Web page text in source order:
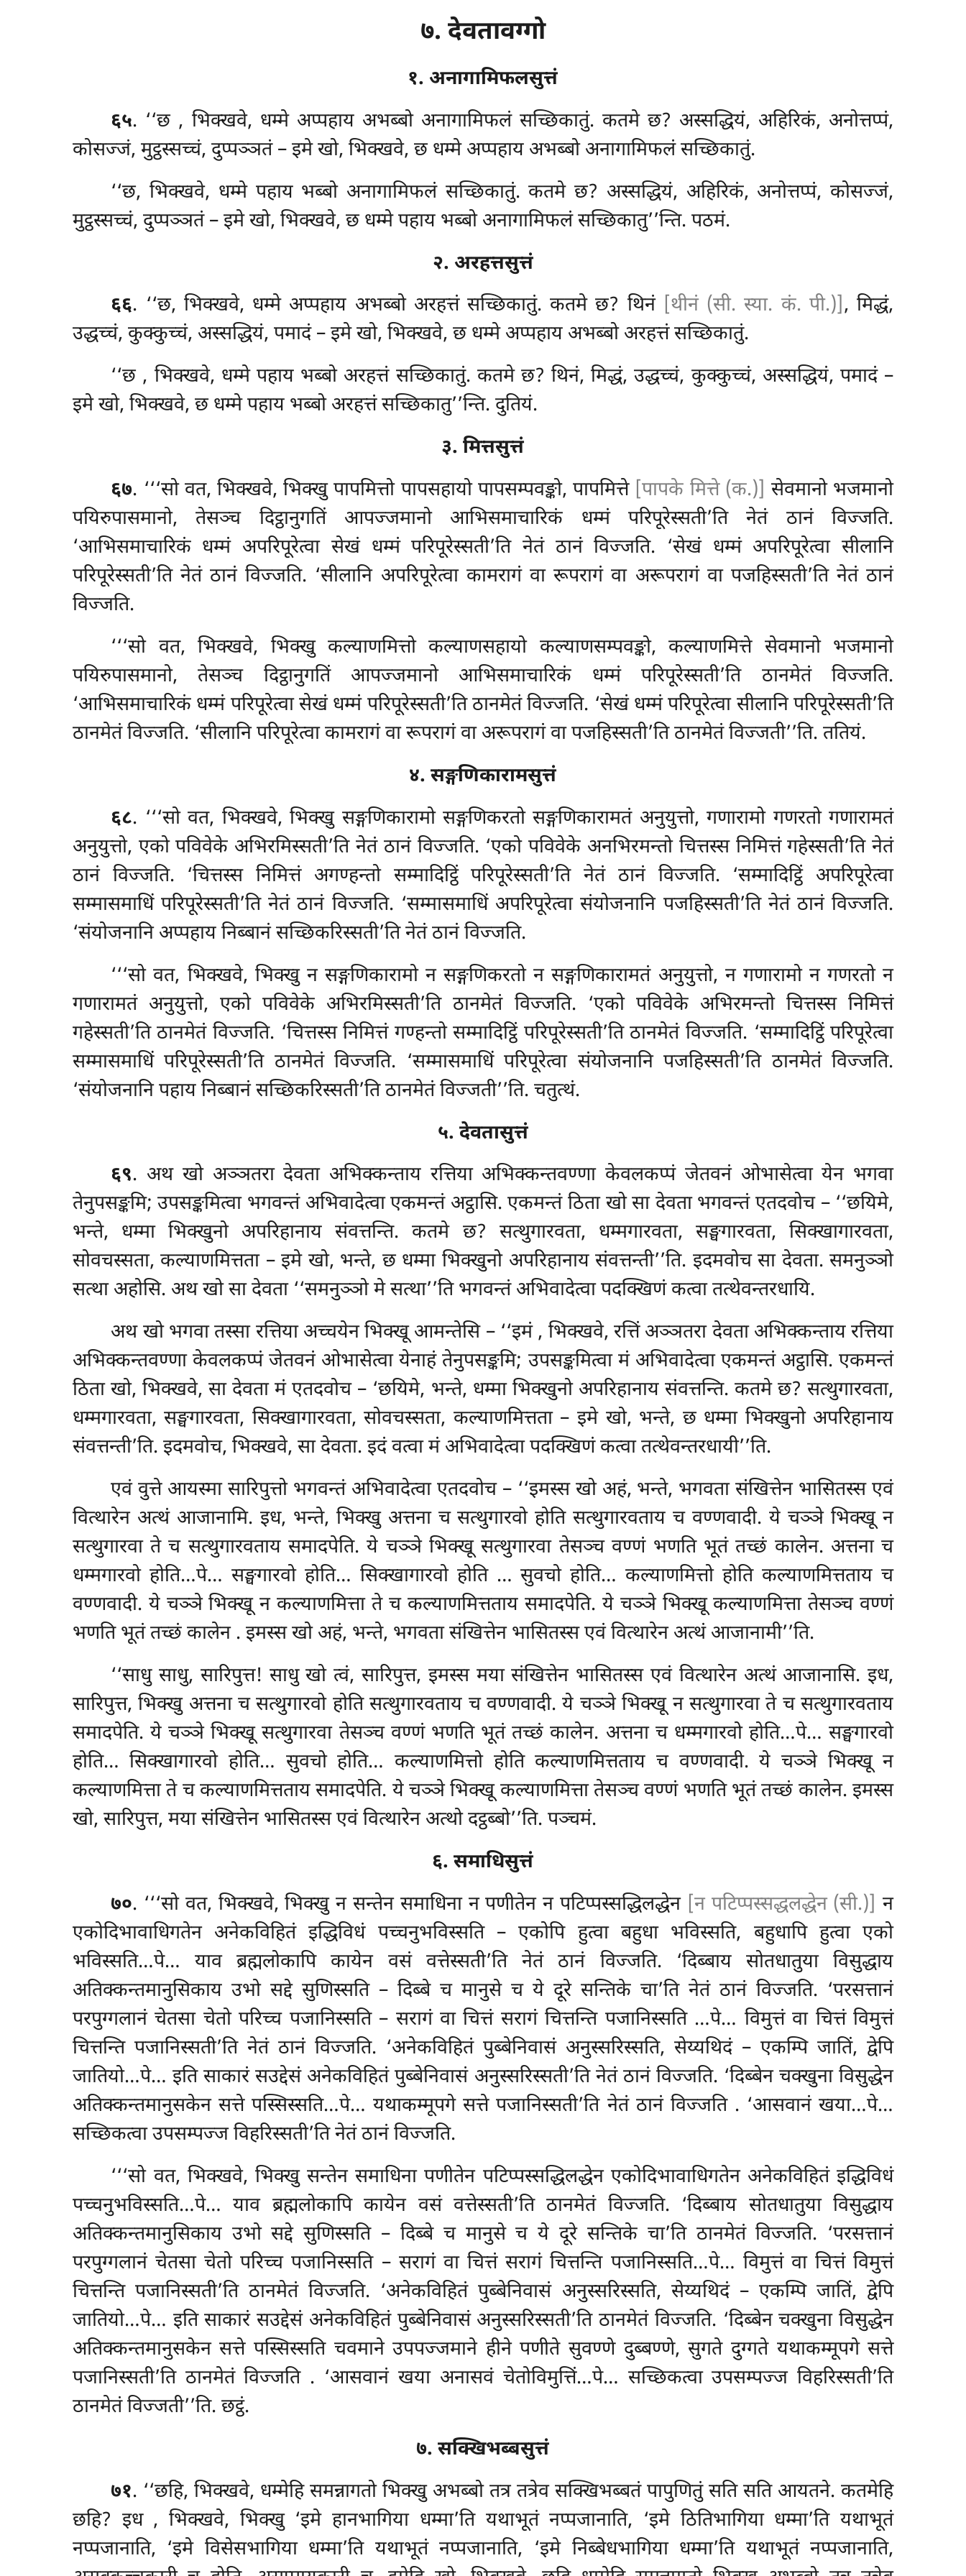
७. देवतावग्गो
१. अनागामिफलसुत्तं
६५. ‘‘छ , भिक्खवे, धम्मे अप्पहाय अभब्बो अनागामिफलं सच्छिकातुं. कतमे छ? अस्सद्धियं, अहिरिकं, अनोत्तप्पं,
कोसज्जं, मुट्ठस्सच्चं, दुप्पञ्ञतं – इमे खो, भिक्खवे, छ धम्मे अप्पहाय अभब्बो अनागामिफलं सच्छिकातुं.
‘‘छ, भिक्खवे, धम्मे पहाय भब्बो अनागामिफलं सच्छिकातुं. कतमे छ? अस्सद्धियं, अहिरिकं, अनोत्तप्पं, कोसज्जं,
मुट्ठस्सच्चं, दुप्पञ्ञतं – इमे खो, भिक्खवे, छ धम्मे पहाय भब्बो अनागामिफलं सच्छिकातु’’न्ति. पठमं.
२. अरहत्तसुत्तं
६६. ‘‘छ, भिक्खवे, धम्मे अप्पहाय अभब्बो अरहत्तं सच्छिकातुं. कतमे छ? थिनं [थीनं (सी. स्या. कं. पी.)], मिद्धं,
उद्धच्चं, कुक्कुच्चं, अस्सद्धियं, पमादं – इमे खो, भिक्खवे, छ धम्मे अप्पहाय अभब्बो अरहत्तं सच्छिकातुं.
‘‘छ , भिक्खवे, धम्मे पहाय भब्बो अरहत्तं सच्छिकातुं. कतमे छ? थिनं, मिद्धं, उद्धच्चं, कुक्कुच्चं, अस्सद्धियं, पमादं –
इमे खो, भिक्खवे, छ धम्मे पहाय भब्बो अरहत्तं सच्छिकातु’’न्ति. दुतियं.
३. मित्तसुत्तं
६७. ‘‘‘सो वत, भिक्खवे, भिक्खु पापमित्तो पापसहायो पापसम्पवङ्को, पापमित्ते [पापके मित्ते (क.)] सेवमानो भजमानो
पयिरुपासमानो, तेसञ्च दिट्ठानुगतिं आपज्जमानो आभिसमाचारिकं धम्मंपरिपूरेस्सती’ति नेतं ठानं विज्जति.
‘आभिसमाचारिकं धम्मं अपरिपूरेत्वा सेखं धम्मं परिपूरेस्सती’ति नेतं ठानं विज्जति. ‘सेखं धम्मं अपरिपूरेत्वा सीलानि
परिपूरेस्सती’ति नेतं ठानं विज्जति. ‘सीलानि अपरिपूरेत्वा कामरागं वा रूपरागं वा अरूपरागं वा पजहिस्सती’ति नेतं ठानं
विज्जति.
‘‘‘सो वत, भिक्खवे, भिक्खु कल्याणमित्तो कल्याणसहायो कल्याणसम्पवङ्को, कल्याणमित्ते सेवमानो भजमानो
पयिरुपासमानो, तेसञ्च दिट्ठानुगतिं आपज्जमानो आभिसमाचारिकं धम्मं परिपूरेस्सती’ति ठानमेतं विज्जति.
‘आभिसमाचारिकं धम्मं परिपूरेत्वा सेखं धम्मं परिपूरेस्सती’ति ठानमेतं विज्जति. ‘सेखं धम्मं परिपूरेत्वा सीलानि परिपूरेस्सती’ति
ठानमेतं विज्जति. ‘सीलानि परिपूरेत्वा कामरागं वा रूपरागं वा अरूपरागं वा पजहिस्सती’ति ठानमेतं विज्जती’’ति. ततियं.
४. सङ्गणिकारामसुत्तं
६८. ‘‘‘सो वत, भिक्खवे, भिक्खु सङ्गणिकारामो सङ्गणिकरतो सङ्गणिकारामतं अनुयुत्तो, गणारामो गणरतो गणारामतं
अनुयुत्तो, एको पविवेके अभिरमिस्सती’ति नेतं ठानं विज्जति. ‘एको पविवेके अनभिरमन्तो चित्तस्स निमित्तं गहेस्सती’ति नेतं
ठानं विज्जति. ‘चित्तस्स निमित्तं अगण्हन्तो सम्मादिट्ठिं परिपूरेस्सती’ति नेतं ठानं विज्जति. ‘सम्मादिट्ठिं अपरिपूरेत्वा
सम्मासमाधिं परिपूरेस्सती’ति नेतं ठानं विज्जति. ‘सम्मासमाधिं अपरिपूरेत्वा संयोजनानि पजहिस्सती’ति नेतं ठानं विज्जति.
‘संयोजनानि अप्पहाय निब्बानं सच्छिकरिस्सती’ति नेतं ठानं विज्जति.
‘‘‘सो वत, भिक्खवे, भिक्खु न सङ्गणिकारामो न सङ्गणिकरतो न सङ्गणिकारामतं अनुयुत्तो, न गणारामो न गणरतो न
गणारामतं अनुयुत्तो, एको पविवेके अभिरमिस्सती’ति ठानमेतं विज्जति. ‘एको पविवेके अभिरमन्तो चित्तस्स निमित्तं
गहेस्सती’ति ठानमेतं विज्जति. ‘चित्तस्स निमित्तं गण्हन्तो सम्मादिट्ठिं परिपूरेस्सती’ति ठानमेतं विज्जति. ‘सम्मादिट्ठिं परिपूरेत्वा
सम्मासमाधिं परिपूरेस्सती’ति ठानमेतं विज्जति. ‘सम्मासमाधिंपरिपूरेत्वा संयोजनानि पजहिस्सती’ति ठानमेतं विज्जति.
‘संयोजनानि पहाय निब्बानं सच्छिकरिस्सती’ति ठानमेतं विज्जती’’ति. चतुत्थं.
५. देवतासुत्तं
६९. अथ खो अञ्ञतरा देवता अभिक्कन्ताय रत्तिया अभिक्कन्तवण्णा केवलकप्पं जेतवनं ओभासेत्वा येन भगवा
तेनुपसङ्कमि; उपसङ्कमित्वा भगवन्तं अभिवादेत्वा एकमन्तं अट्ठासि. एकमन्तं ठिता खो सा देवता भगवन्तं एतदवोच – ‘‘छयिमे,
भन्ते, धम्मा भिक्खुनो अपरिहानाय संवत्तन्ति. कतमे छ? सत्थुगारवता, धम्मगारवता, सङ्घगारवता, सिक्खागारवता,
सोवचस्सता, कल्याणमित्तता – इमे खो, भन्ते, छ धम्मा भिक्खुनो अपरिहानाय संवत्तन्ती’’ति. इदमवोच सा देवता. समनुञ्ञो
सत्था अहोसि. अथ खो सा देवता ‘‘समनुञ्ञो मे सत्था’’ति भगवन्तं अभिवादेत्वा पदक्खिणं कत्वा तत्थेवन्तरधायि.
अथ खो भगवा तस्सा रत्तिया अच्चयेन भिक्खू आमन्तेसि – ‘‘इमं , भिक्खवे, रत्तिं अञ्ञतरा देवता अभिक्कन्ताय रत्तिया
अभिक्कन्तवण्णा केवलकप्पं जेतवनं ओभासेत्वा येनाहं तेनुपसङ्कमि; उपसङ्कमित्वा मं अभिवादेत्वा एकमन्तं अट्ठासि. एकमन्तं
ठिता खो, भिक्खवे, सा देवता मं एतदवोच – ‘छयिमे, भन्ते, धम्मा भिक्खुनो अपरिहानाय संवत्तन्ति. कतमे छ? सत्थुगारवता,
धम्मगारवता, सङ्घगारवता, सिक्खागारवता, सोवचस्सता, कल्याणमित्तता – इमे खो, भन्ते, छ धम्मा भिक्खुनो अपरिहानाय
संवत्तन्ती’ति. इदमवोच, भिक्खवे, सा देवता. इदं वत्वा मं अभिवादेत्वा पदक्खिणं कत्वा तत्थेवन्तरधायी’’ति.
एवं वुत्ते आयस्मा सारिपुत्तो भगवन्तं अभिवादेत्वा एतदवोच – ‘‘इमस्स खो अहं, भन्ते, भगवता संखित्तेन भासितस्स एवं
वित्थारेन अत्थं आजानामि. इध, भन्ते, भिक्खु अत्तना च सत्थुगारवो होति सत्थुगारवताय च वण्णवादी. ये चञ्ञे भिक्खू न
सत्थुगारवा ते च सत्थुगारवताय समादपेति. ये चञ्ञे भिक्खू सत्थुगारवा तेसञ्च वण्णं भणति भूतं तच्छं कालेन. अत्तना च
धम्मगारवो होति…पे… सङ्घगारवो होति… सिक्खागारवो होति … सुवचो होति… कल्याणमित्तो होति कल्याणमित्तताय च
वण्णवादी. ये चञ्ञे भिक्खू न कल्याणमित्ता ते च कल्याणमित्तताय समादपेति. ये चञ्ञे भिक्खू कल्याणमित्ता तेसञ्च वण्णं
भणति भूतं तच्छं कालेन . इमस्स खो अहं, भन्ते, भगवतासंखित्तेन भासितस्स एवं वित्थारेन अत्थं आजानामी’’ति.
‘‘साधु साधु, सारिपुत्त! साधु खो त्वं, सारिपुत्त, इमस्स मया संखित्तेन भासितस्स एवं वित्थारेन अत्थं आजानासि. इध,
सारिपुत्त, भिक्खु अत्तना च सत्थुगारवो होतिसत्थुगारवताय च वण्णवादी. ये चञ्ञे भिक्खू न सत्थुगारवा ते च सत्थुगारवताय
समादपेति. ये चञ्ञे भिक्खू सत्थुगारवा तेसञ्च वण्णं भणति भूतं तच्छं कालेन. अत्तना च धम्मगारवो होति…पे… सङ्घगारवो
होति… सिक्खागारवो होति… सुवचो होति… कल्याणमित्तो होति कल्याणमित्तताय च वण्णवादी. ये चञ्ञे भिक्खू न
कल्याणमित्ता ते च कल्याणमित्तताय समादपेति. ये चञ्ञे भिक्खू कल्याणमित्ता तेसञ्च वण्णं भणति भूतं तच्छं कालेन. इमस्स
खो, सारिपुत्त, मया संखित्तेन भासितस्स एवं वित्थारेन अत्थो दट्ठब्बो’’ति. पञ्चमं.
६. समाधिसुत्तं
७०. ‘‘‘सो वत, भिक्खवे, भिक्खु न सन्तेन समाधिना न पणीतेन न पटिप्पस्सद्धिलद्धेन [न पटिप्पस्सद्धलद्धेन (सी.)] न
एकोदिभावाधिगतेन अनेकविहितं इद्धिविधं पच्चनुभविस्सति – एकोपि हुत्वा बहुधा भविस्सति, बहुधापि हुत्वा एको
भविस्सति…पे… याव ब्रह्मलोकापि कायेन वसं वत्तेस्सती’ति नेतं ठानं विज्जति. ‘दिब्बाय सोतधातुया विसुद्धाय
अतिक्कन्तमानुसिकाय उभो सद्दे सुणिस्सति – दिब्बे च मानुसे च ये दूरे सन्तिके चा’ति नेतं ठानं विज्जति. ‘परसत्तानं
परपुग्गलानं चेतसा चेतो परिच्च पजानिस्सति – सरागं वा चित्तं सरागं चित्तन्ति पजानिस्सति …पे… विमुत्तं वा चित्तं विमुत्तं
चित्तन्ति पजानिस्सती’ति नेतं ठानं विज्जति. ‘अनेकविहितं पुब्बेनिवासं अनुस्सरिस्सति, सेय्यथिदं – एकम्पि जातिं, द्वेपि
जातियो…पे… इति साकारं सउद्देसं अनेकविहितंपुब्बेनिवासं अनुस्सरिस्सती’ति नेतं ठानं विज्जति. ‘दिब्बेन चक्खुना विसुद्धेन
अतिक्कन्तमानुसकेन सत्ते पस्सिस्सति…पे… यथाकम्मूपगे सत्ते पजानिस्सती’ति नेतं ठानं विज्जति . ‘आसवानं खया…पे…
सच्छिकत्वा उपसम्पज्ज विहरिस्सती’ति नेतं ठानं विज्जति.
‘‘‘सो वत, भिक्खवे, भिक्खु सन्तेन समाधिना पणीतेन पटिप्पस्सद्धिलद्धेन एकोदिभावाधिगतेन अनेकविहितं इद्धिविधं
पच्चनुभविस्सति…पे… याव ब्रह्मलोकापि कायेन वसं वत्तेस्सती’ति ठानमेतं विज्जति. ‘दिब्बाय सोतधातुया विसुद्धाय
अतिक्कन्तमानुसिकाय उभो सद्दे सुणिस्सति – दिब्बे च मानुसे च ये दूरे सन्तिके चा’ति ठानमेतं विज्जति. ‘परसत्तानं
परपुग्गलानं चेतसा चेतो परिच्च पजानिस्सति – सरागं वा चित्तं सरागं चित्तन्ति पजानिस्सति…पे… विमुत्तं वा चित्तं विमुत्तं
चित्तन्ति पजानिस्सती’ति ठानमेतं विज्जति. ‘अनेकविहितं पुब्बेनिवासं अनुस्सरिस्सति, सेय्यथिदं – एकम्पि जातिं, द्वेपि
जातियो…पे… इति साकारं सउद्देसं अनेकविहितं पुब्बेनिवासं अनुस्सरिस्सती’ति ठानमेतं विज्जति. ‘दिब्बेन चक्खुना विसुद्धेन
अतिक्कन्तमानुसकेन सत्ते पस्सिस्सति चवमाने उपपज्जमाने हीने पणीते सुवण्णे दुब्बण्णे, सुगते दुग्गते यथाकम्मूपगे सत्ते
पजानिस्सती’ति ठानमेतं विज्जति . ‘आसवानं खया अनासवं चेतोविमुत्तिं…पे… सच्छिकत्वा उपसम्पज्ज विहरिस्सती’ति
ठानमेतं विज्जती’’ति. छट्ठं.
७. सक्खिभब्बसुत्तं
७१. ‘‘छहि, भिक्खवे, धम्मेहि समन्नागतो भिक्खु अभब्बो तत्र तत्रेव सक्खिभब्बतं पापुणितुं सति सति आयतने. कतमेहि
छहि? इध , भिक्खवे, भिक्खु ‘इमे हानभागिया धम्मा’ति यथाभूतं नप्पजानाति, ‘इमे ठितिभागिया धम्मा’ति यथाभूतं
नप्पजानाति, ‘इमे विसेसभागिया धम्मा’ति यथाभूतं नप्पजानाति, ‘इमे निब्बेधभागिया धम्मा’ति यथाभूतं नप्पजानाति,